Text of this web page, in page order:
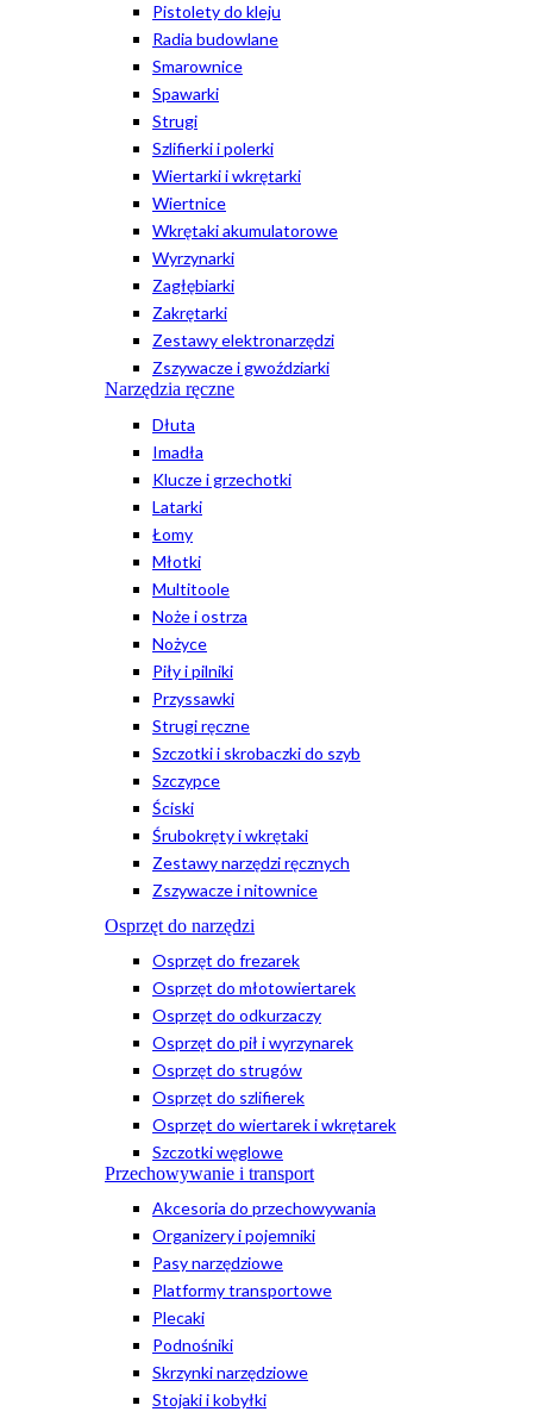
Pistolety do kleju
Radia budowlane
Smarownice
Spawarki
Strugi
Szlifierki i polerki
Wiertarki i wkrętarki
Wiertnice
Wkrętaki akumulatorowe
Wyrzynarki
Zagłębiarki
Zakrętarki
Zestawy elektronarzędzi
Zszywacze i gwoździarki
Narzędzia ręczne
Dłuta
Imadła
Klucze i grzechotki
Latarki
Łomy
Młotki
Multitoole
Noże i ostrza
Nożyce
Piły i pilniki
Przyssawki
Strugi ręczne
Szczotki i skrobaczki do szyb
Szczypce
Ściski
Śrubokręty i wkrętaki
Zestawy narzędzi ręcznych
Zszywacze i nitownice
Osprzęt do narzędzi
Osprzęt do frezarek
Osprzęt do młotowiertarek
Osprzęt do odkurzaczy
Osprzęt do pił i wyrzynarek
Osprzęt do strugów
Osprzęt do szlifierek
Osprzęt do wiertarek i wkrętarek
Szczotki węglowe
Przechowywanie i transport
Akcesoria do przechowywania
Organizery i pojemniki
Pasy narzędziowe
Platformy transportowe
Plecaki
Podnośniki
Skrzynki narzędziowe
Stojaki i kobyłki